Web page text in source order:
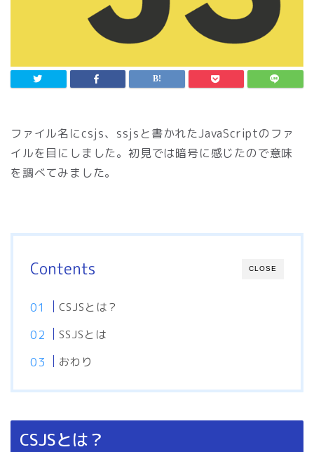
ファイル名にcsjs、ssjsと書かれたJavaScriptのファ
イルを目にしました。初見では暗号に感じたので意味
を調べてみました。
CLOSE
Contents
CSJSとは？
SSJSとは
おわり
CSJSとは？